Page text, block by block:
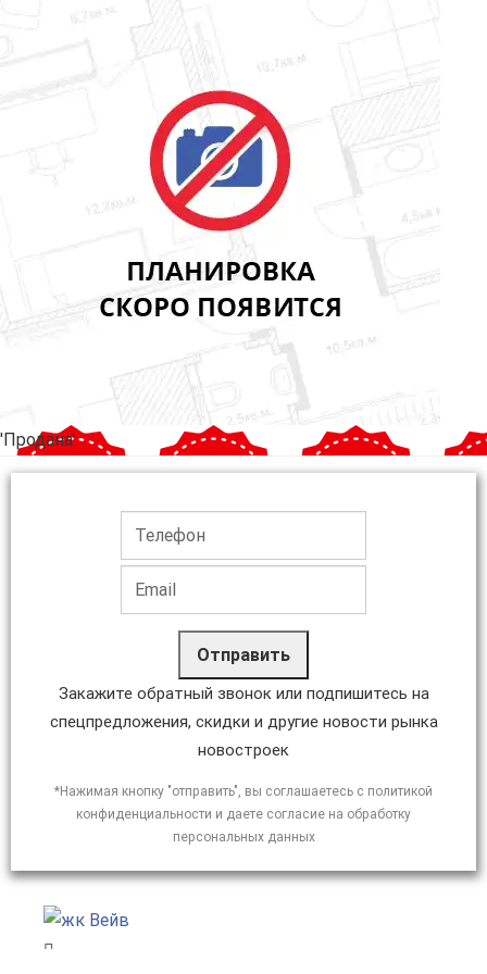
'Продана'
Отправить
Закажите обратный звонок или подпишитесь на
спецпредложения, скидки и другие новости рынка
новостроек
*Нажимая кнопку "отправить", вы соглашаетесь с политикой
конфиденциальности и даете согласие на обработку
персональных данных